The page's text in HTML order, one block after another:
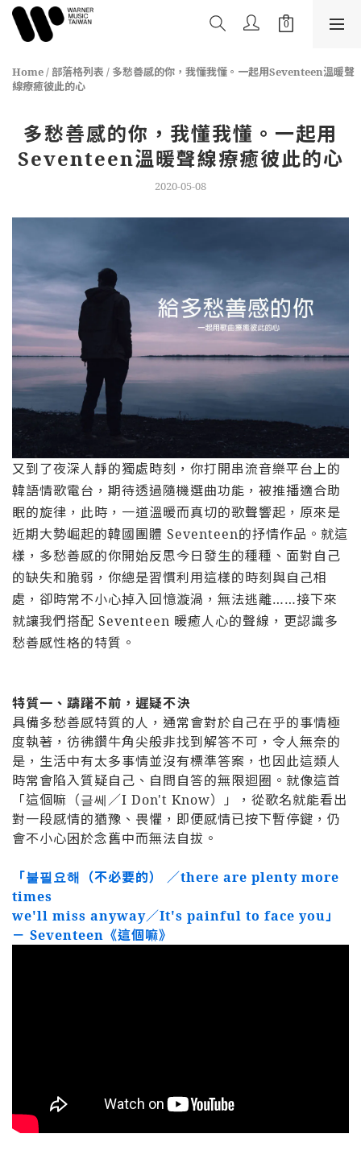
Home/ 部落格列表 / 多愁善感的你，我懂我懂。一起用Seventeen溫暖聲
線療癒彼此的心
多愁善感的你，我懂我懂。一起用
Seventeen溫暖聲線療癒彼此的心
2020-05-08
又到了夜深人靜的獨處時刻，你打開串流音樂平台上的
韓語情歌電台，期待透過隨機選曲功能，被推播適合助
眠的旋律，此時，一道溫暖而真切的歌聲響起，原來是
近期大勢崛起的韓國團體 Seventeen的抒情作品。就這
樣，多愁善感的你開始反思今日發生的種種、面對自己
的缺失和脆弱，你總是習慣利用這樣的時刻與自己相
處，卻時常不小心掉入回憶漩渦，無法逃離……接下來
就讓我們搭配 Seventeen 暖癒人心的聲線，更認識多
愁善感性格的特質。
特質一、躊躇不前，遲疑不決
具備多愁善感特質的人，通常會對於自己在乎的事情極
度執著，彷彿鑽牛角尖般非找到解答不可，令人無奈的
是，生活中有太多事情並沒有標準答案，也因此這類人
時常會陷入質疑自己、自問自答的無限迴圈。就像這首
「這個嘛（글쎄／I Don't Know）」，從歌名就能看出
對一段感情的猶豫、畏懼，即便感情已按下暫停鍵，仍
會不小心困於念舊中而無法自拔。
「불필요해（不必要的） ／there are plenty more
times
we'll miss anyway／It's painful to face you」
－ Seventeen《這個嘛》